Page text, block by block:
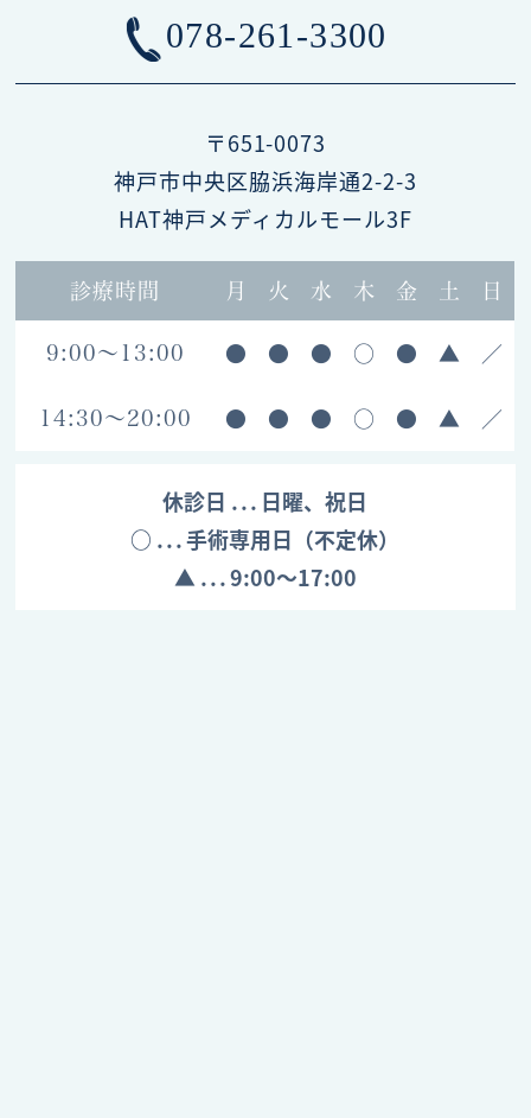
078-261-3300
〒651-0073
神戸市中央区脇浜海岸通2-2-3
HAT神戸メディカルモール3F
診療時間 月 火 水 木 金 土 日
9:00～13:00 ● ● ● ○ ● ▲ ／
14:30～20:00 ● ● ● ○ ● ▲ ／
休診日
日曜、祝日
○
手術専用日（不定休）
▲
9:00～17:00